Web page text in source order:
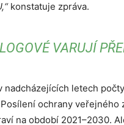
konstatuje zpráva.
VARUJÍ
nadcházejících letech
ochrany
na období 2021–2030.